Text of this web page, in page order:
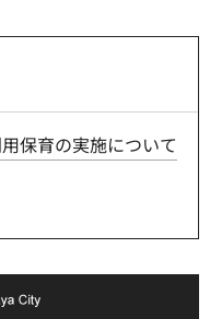
保育の実施について